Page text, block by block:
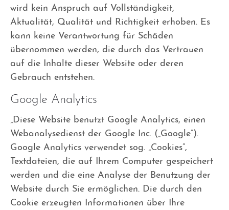
wird kein Anspruch auf Vollständigkeit,
Aktualität, Qualität und Richtigkeit erhoben. Es
kann keine Verantwortung für Schäden
übernommen werden, die durch das Vertrauen
auf die Inhalte dieser Website oder deren
Gebrauch entstehen.
Google Analytics
„Diese Website benutzt Google Analytics, einen
Webanalysedienst der Google Inc. („Google”).
Google Analytics verwendet sog. „Cookies”,
Textdateien, die auf Ihrem Computer gespeichert
werden und die eine Analyse der Benutzung der
Website durch Sie ermöglichen. Die durch den
Cookie erzeugten Informationen über Ihre